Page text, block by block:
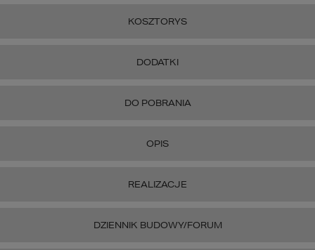
KOSZTORYS
DODATKI
DO POBRANIA
OPIS
REALIZACJE
DZIENNIK BUDOWY/FORUM